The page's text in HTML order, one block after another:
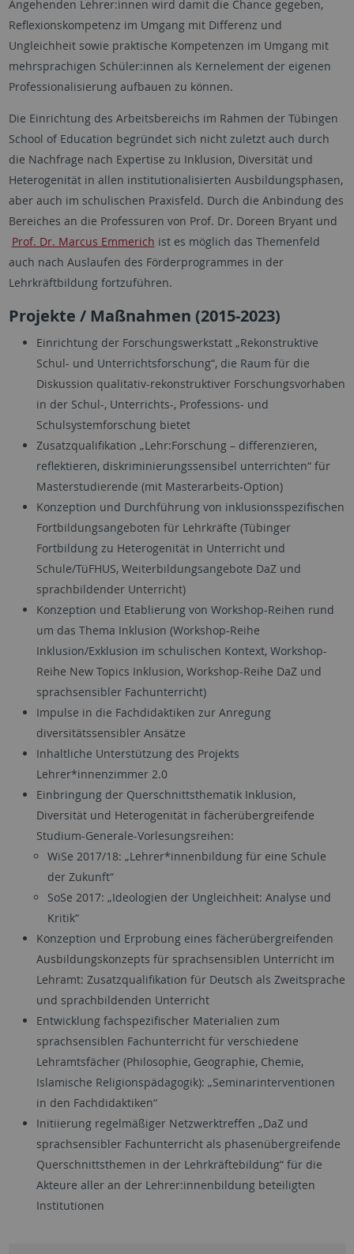
Angehenden Lehrer:innen wird damit die Chance gegeben,
Reflexionskompetenz im Umgang mit Differenz und
Ungleichheit sowie praktische Kompetenzen im Umgang mit
mehrsprachigen Schüler:innen als Kernelement der eigenen
Professionalisierung aufbauen zu können.
Die Einrichtung des Arbeitsbereichs im Rahmen der Tübingen
School of Education begründet sich nicht zuletzt auch durch
die Nachfrage nach Expertise zu Inklusion, Diversität und
Heterogenität in allen institutionalisierten Ausbildungsphasen,
aber auch im schulischen Praxisfeld. Durch die Anbindung des
Bereiches an die Professuren von Prof. Dr. Doreen Bryant und
Prof. Dr. Marcus Emmerich ist es möglich das Themenfeld
auch nach Auslaufen des Förderprogrammes in der
Lehrkräftbildung fortzuführen.
Projekte / Maßnahmen (2015-2023)
Einrichtung der Forschungswerkstatt „Rekonstruktive
Schul- und Unterrichtsforschung“, die Raum für die
Diskussion qualitativ-rekonstruktiver Forschungsvorhaben
in der Schul-, Unterrichts-, Professions- und
Schulsystemforschung bietet
Zusatzqualifikation „Lehr:Forschung – differenzieren,
reflektieren, diskriminierungssensibel unterrichten“ für
Masterstudierende (mit Masterarbeits-Option)
Konzeption und Durchführung von inklusionsspezifischen
Fortbildungsangeboten für Lehrkräfte (Tübinger
Fortbildung zu Heterogenität in Unterricht und
Schule/TüFHUS, Weiterbildungsangebote DaZ und
sprachbildender Unterricht)
Konzeption und Etablierung von Workshop-Reihen rund
um das Thema Inklusion (Workshop-Reihe
Inklusion/Exklusion im schulischen Kontext, Workshop-
Reihe New Topics Inklusion, Workshop-Reihe DaZ und
sprachsensibler Fachunterricht)
Impulse in die Fachdidaktiken zur Anregung
diversitätssensibler Ansätze
Inhaltliche Unterstützung des Projekts
Lehrer*innenzimmer 2.0
Einbringung der Querschnittsthematik Inklusion,
Diversität und Heterogenität in fächerübergreifende
Studium-Generale-Vorlesungsreihen:
WiSe 2017/18: „Lehrer*innenbildung für eine Schule
der Zukunft“
SoSe 2017: „Ideologien der Ungleichheit: Analyse und
Kritik“
Konzeption und Erprobung eines fächerübergreifenden
Ausbildungskonzepts für sprachsensiblen Unterricht im
Lehramt: Zusatzqualifikation für Deutsch als Zweitsprache
und sprachbildenden Unterricht
Entwicklung fachspezifischer Materialien zum
sprachsensiblen Fachunterricht für verschiedene
Lehramtsfächer (Philosophie, Geographie, Chemie,
Islamische Religionspädagogik): „Seminarinterventionen
in den Fachdidaktiken“
Initiierung regelmäßiger Netzwerktreffen „DaZ und
sprachsensibler Fachunterricht als phasenübergreifende
Querschnittsthemen in der Lehrkräftebildung“ für die
Akteure aller an der Lehrer:innenbildung beteiligten
Institutionen